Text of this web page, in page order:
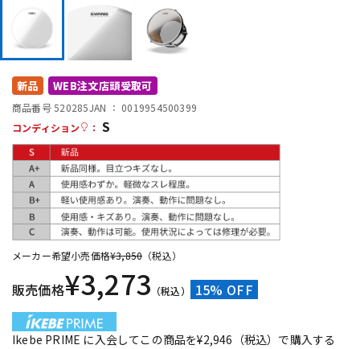
DTM オンライン納品
配信/ライブ機器
中古 ヴィンテージ
新品 WEB注文店頭受取可
商品番号 520285JAN ： 0019954500399
コンディション
： S
メーカー希望小売価格¥3,850 （税込）
販売価格¥3,273 （税込） 15% OFF
Ikebe PRIME に入会してこの商品を¥2,946（税込）で購入する